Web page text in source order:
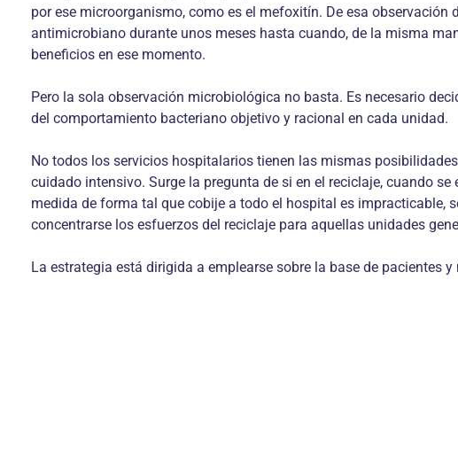
por ese microorganismo, como es el mefoxitín. De esa
antimicrobiano durante unos meses hasta cuando, de la misma
beneficios en ese momento.
Pero la sola observación microbiológica no basta. Es necesario
del comportamiento bacteriano objetivo y racional en cada unidad.
No todos los servicios hospitalarios tienen las mismas
cuidado intensivo. Surge la pregunta de si en el reciclaje, cuando
medida de forma tal que cobije a todo el hospital es impracticable,
concentrarse los esfuerzos del reciclaje para aquellas unidades
La estrategia está dirigida a emplearse sobre la base de pacientes